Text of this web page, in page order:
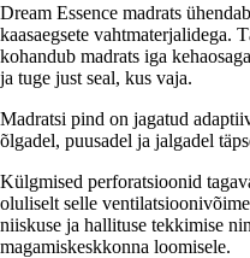
Dream Essence madrats
kaasaegsete vahtmaterjalidega.
kohandub madrats iga
ja tuge just seal, kus vaja.
Madratsi pind on jagatud
õlgadel, puusadel ja jalgadel
Külgmised perforatsioonid
oluliselt selle
niiskuse ja hallituse tekkimise
magamiskeskkonna loomisele.